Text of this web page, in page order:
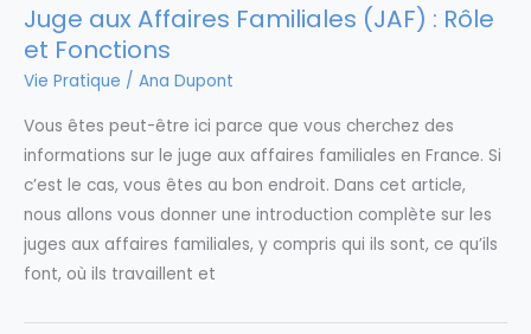
Juge aux Affaires Familiales (JAF) : Rôle
et Fonctions
Vie Pratique / Ana Dupont
Vous êtes peut-être ici parce que vous cherchez des
informations sur le juge aux affaires familiales en France. Si
c’est le cas, vous êtes au bon endroit. Dans cet article,
nous allons vous donner une introduction complète sur les
juges aux affaires familiales, y compris qui ils sont, ce qu’ils
font, où ils travaillent et